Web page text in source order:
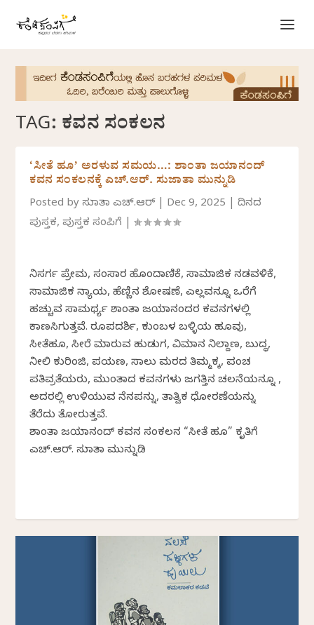
TAG: ಕವನ ಸಂಕಲನ
‘ಸೀತೆ ಹೂ’ ಅರಳುವ ಸಮಯ…: ಶಾಂತಾ ಜಯಾನಂದ್
ಕವನ ಸಂಕಲನಕ್ಕೆ ಎಚ್.ಆರ್.‌ ಸುಜಾತಾ ಮುನ್ನುಡಿ
Posted byಸುಜಾತಾ ಎಚ್.ಆರ್| Dec 9, 2025 |ದಿನದ
ಪುಸ್ತಕ,ಪುಸ್ತಕ ಸಂಪಿಗೆ |
ನಿಸರ್ಗ ಪ್ರೇಮ, ಸಂಸಾರ ಹೊಂದಾಣಿಕೆ, ಸಾಮಾಜಿಕ ನಡವಳಿಕೆ,
ಸಾಮಾಜಿಕ ನ್ಯಾಯ, ಹೆಣ್ಣಿನ ಶೋಷಣೆ, ಎಲ್ಲವನ್ನೂ ಒರೆಗೆ
ಹಚ್ಚುವ ಸಾಮರ್ಥ್ಯ ಶಾಂತಾ ಜಯಾನಂದರ ಕವನಗಳಲ್ಲಿ
ಕಾಣಸಿಗುತ್ತವೆ. ರೂಪದರ್ಶಿ, ಕುಂಬಳ ಬಳ್ಳಿಯ ಹೂವು,
ಸೀತೆಹೂ, ಸೀರೆ ಮಾರುವ ಹುಡುಗ, ವಿಮಾನ ನಿಲ್ದಾಣ, ಬುದ್ಧ,
ನೀಲಿ ಕುರಿಂಜಿ, ಪಯಣ, ಸಾಲು ಮರದ ತಿಮ್ಮಕ್ಕ, ಪಂಚ
ಪತಿವ್ರತೆಯರು, ಮುಂತಾದ ಕವನಗಳು ಜಗತ್ತಿನ ಚಲನೆಯನ್ನೂ ,
ಅದರಲ್ಲಿ ಉಳಿಯುವ ನೆನಪನ್ನು, ತಾತ್ವಿಕ ಧೋರಣೆಯನ್ನು
ತೆರೆದು ತೋರುತ್ತವೆ.
ಶಾಂತಾ ಜಯಾನಂದ್ ಕವನ ಸಂಕಲನ “ಸೀತೆ ಹೂ” ಕೃತಿಗೆ
ಎಚ್.ಆರ್.‌ ಸುಜಾತಾ ಮುನ್ನುಡಿ